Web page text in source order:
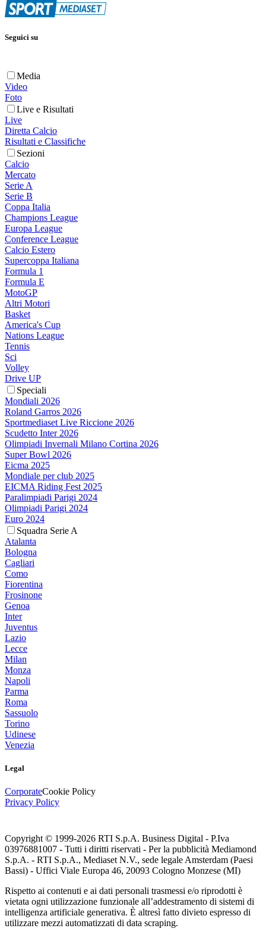
Seguici su
Media
Video
Foto
Live e Risultati
Live
Diretta Calcio
Risultati e Classifiche
Sezioni
Calcio
Mercato
Serie A
Serie B
Coppa Italia
Champions League
Europa League
Conference League
Calcio Estero
Supercoppa Italiana
Formula 1
Formula E
MotoGP
Altri Motori
Basket
America's Cup
Nations League
Tennis
Sci
Volley
Drive UP
Speciali
Mondiali 2026
Roland Garros 2026
Sportmediaset Live Riccione 2026
Scudetto Inter 2026
Olimpiadi Invernali Milano Cortina 2026
Super Bowl 2026
Eicma 2025
Mondiale per club 2025
EICMA Riding Fest 2025
Paralimpiadi Parigi 2024
Olimpiadi Parigi 2024
Euro 2024
Squadra Serie A
Atalanta
Bologna
Cagliari
Como
Fiorentina
Frosinone
Genoa
Inter
Juventus
Lazio
Lecce
Milan
Monza
Napoli
Parma
Roma
Sassuolo
Torino
Udinese
Venezia
Legal
CorporateCookie Policy
Privacy Policy
Copyright © 1999-2026 RTI S.p.A. Business Digital - P.Iva
03976881007 - Tutti i diritti riservati - Per la pubblicità Mediamond
S.p.A. - RTI S.p.A., Mediaset N.V., sede legale Amsterdam (Paesi
Bassi) - Uffici Viale Europa 46, 20093 Cologno Monzese (MI)
Rispetto ai contenuti e ai dati personali trasmessi e/o riprodotti è
vietata ogni utilizzazione funzionale all’addestramento di sistemi di
intelligenza artificiale generativa. È altresì fatto divieto espresso di
utilizzare mezzi automatizzati di data scraping.